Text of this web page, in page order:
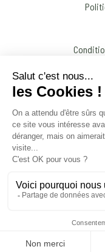
N’interrompez jamais
© 2026